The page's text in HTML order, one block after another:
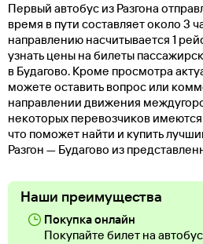
Первый автобус из Разгона
время в пути составляет около 3
направлению насчитывается 1
узнать цены на билеты
в Будагово. Кроме просмотра
можете оставить вопрос или
направлении движения
некоторых перевозчиков
что поможет найти и купить
Разгон — Будагово из
Наши преимущества
Покупка онлайн
Покупайте билет на